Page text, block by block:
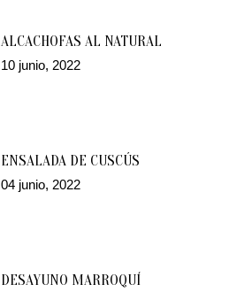
ALCACHOFAS AL NATURAL
10 junio, 2022
ENSALADA DE CUSCÚS
04 junio, 2022
DESAYUNO MARROQUÍ